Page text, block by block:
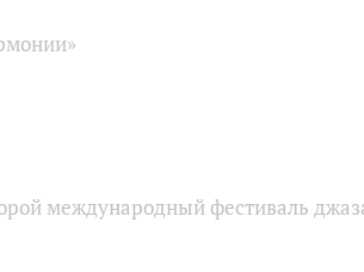
международный фестиваль